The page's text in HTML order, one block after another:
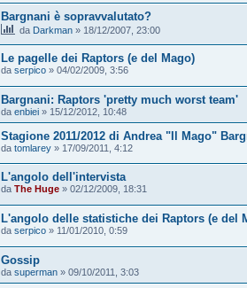
Bargnani è sopravvalutato?
da Darkman » 18/12/2007, 23:00
Le pagelle dei Raptors (e del Mago)
da serpico » 04/02/2009, 3:56
Bargnani: Raptors 'pretty much worst team'
da enbiei » 15/12/2012, 10:48
Stagione 2011/2012 di Andrea "Il Mago"
da tomlarey » 17/09/2011, 4:12
L'angolo dell'intervista
da The Huge » 02/12/2009, 18:31
L'angolo delle statistiche dei Raptors (e del
da serpico » 11/01/2010, 0:59
Gossip
da superman » 09/10/2011, 3:03